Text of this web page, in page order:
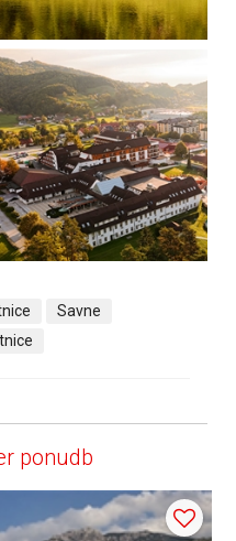
Savne
ponudb